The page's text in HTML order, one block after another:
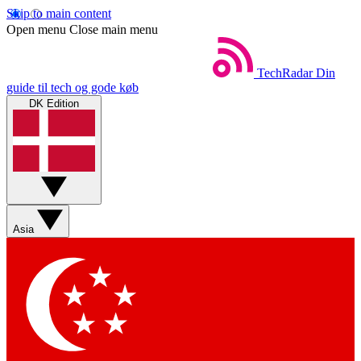
Skip to main content
Open menu Close main menu
TechRadar Din
guide til tech og gode køb
DK Edition
Asia